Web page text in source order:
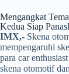
Mengangkat
Kedua Siap
IMX,- Skena
mempengaruhi
para car
skena otomotif